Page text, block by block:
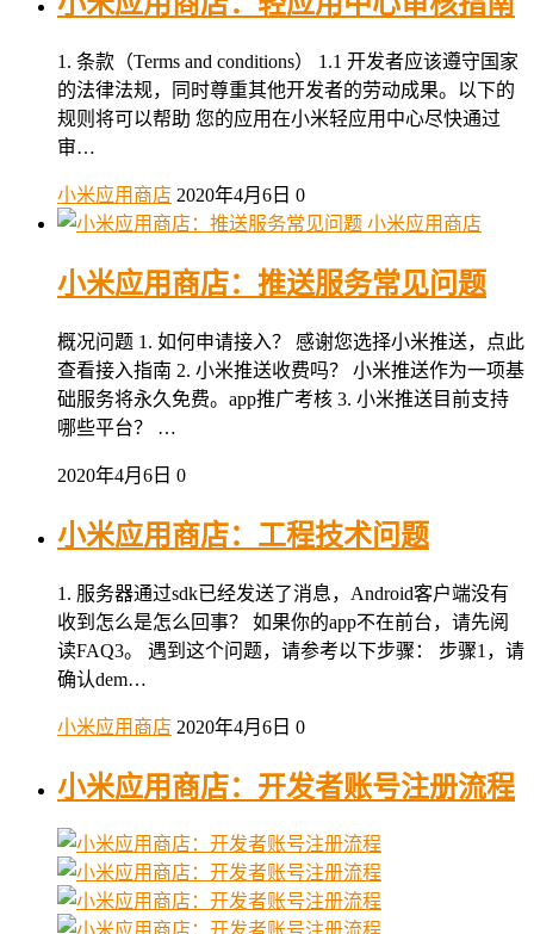
1. 条款（Terms and conditions） 1.1 开发者应该遵守国家
的法律法规，同时尊重其他开发者的劳动成果。以下的
规则将可以帮助 您的应用在小米轻应用中心尽快通过
审…
小米应用商店 2020年4月6日 0
小米应用商店
小米应用商店：推送服务常见问题
概况问题 1. 如何申请接入？ 感谢您选择小米推送，点此
查看接入指南 2. 小米推送收费吗？ 小米推送作为一项基
础服务将永久免费。app推广考核 3. 小米推送目前支持
哪些平台？ …
2020年4月6日 0
小米应用商店：工程技术问题
1. 服务器通过sdk已经发送了消息，Android客户端没有
收到怎么是怎么回事？ 如果你的app不在前台，请先阅
读FAQ3。 遇到这个问题，请参考以下步骤： 步骤1，请
确认dem…
小米应用商店 2020年4月6日 0
小米应用商店：开发者账号注册流程